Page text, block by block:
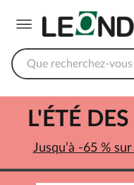
L'ÉTÉ
Jusqu’à -65 %